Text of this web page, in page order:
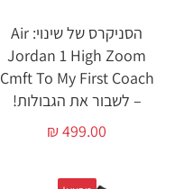
הסניקרס של שינוי: Air
Jordan 1 High Zoom
Cmft To My First Coach
– לשבור את הגבולות!
₪499.00